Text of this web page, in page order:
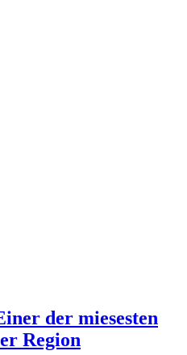
der miesesten
Region